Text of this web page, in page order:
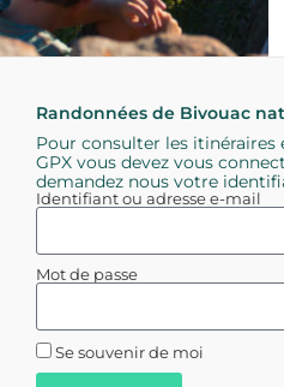
Randonnées de Bivouac
Pour consulter les itinéraires
GPX vous devez vous
demandez nous votre
Identifiant ou adresse e-mail
Mot de passe
Se souvenir de moi